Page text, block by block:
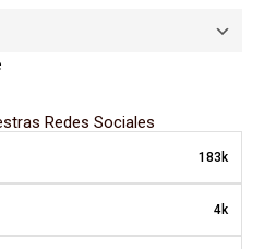
Redes Sociales
183k
4k